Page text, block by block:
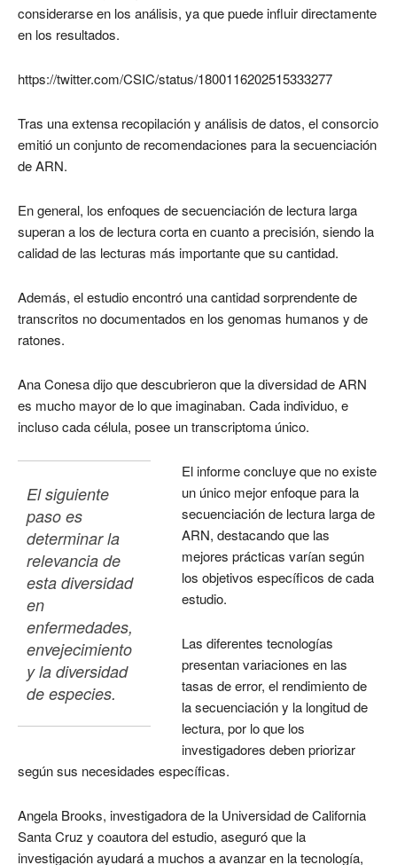
considerarse en los análisis, ya que puede influir directamente
en los resultados.
https://twitter.com/CSIC/status/1800116202515333277
Tras una extensa recopilación y análisis de datos, el consorcio
emitió un conjunto de recomendaciones para la secuenciación
de ARN.
En general, los enfoques de secuenciación de lectura larga
superan a los de lectura corta en cuanto a precisión, siendo la
calidad de las lecturas más importante que su cantidad.
Además, el estudio encontró una cantidad sorprendente de
transcritos no documentados en los genomas humanos y de
ratones.
Ana Conesa dijo que descubrieron que la diversidad de ARN
es mucho mayor de lo que imaginaban. Cada individuo, e
incluso cada célula, posee un transcriptoma único.
El siguiente
paso es
determinar la
relevancia de
esta diversidad
en
enfermedades,
envejecimiento
y la diversidad
de especies.
El informe concluye que no existe
un único mejor enfoque para la
secuenciación de lectura larga de
ARN, destacando que las
mejores prácticas varían según
los objetivos específicos de cada
estudio.
Las diferentes tecnologías
presentan variaciones en las
tasas de error, el rendimiento de
la secuenciación y la longitud de
lectura, por lo que los
investigadores deben priorizar
según sus necesidades específicas.
Angela Brooks, investigadora de la Universidad de California
Santa Cruz y coautora del estudio, aseguró que la
investigación ayudará a muchos a avanzar en la tecnología,